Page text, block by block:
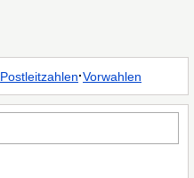
Postleitzahlen·Vorwahlen